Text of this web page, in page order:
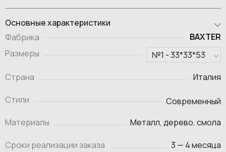
Основные характеристики
Фабрика
BAXTER
Страна Италия
Стили
Современный
Материалы
Металл, дерево, смола
Сроки реализации заказа 3 — 4 месяца
Размеры